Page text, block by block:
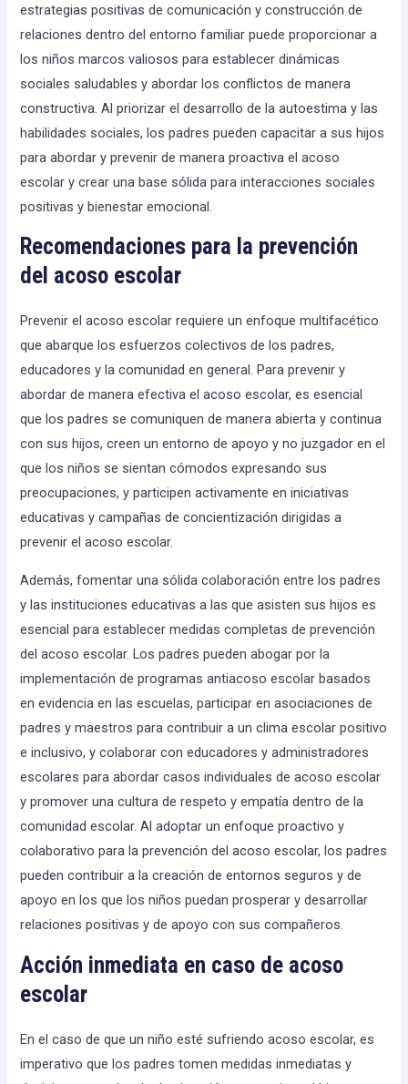
estrategias positivas de comunicación y construcción de
relaciones dentro del entorno familiar puede proporcionar a
los niños marcos valiosos para establecer dinámicas
sociales saludables y abordar los conflictos de manera
constructiva. Al priorizar el desarrollo de la autoestima y las
habilidades sociales, los padres pueden capacitar a sus hijos
para abordar y prevenir de manera proactiva el acoso
escolar y crear una base sólida para interacciones sociales
positivas y bienestar emocional.
Recomendaciones para la prevención
del acoso escolar
Prevenir el acoso escolar requiere un enfoque multifacético
que abarque los esfuerzos colectivos de los padres,
educadores y la comunidad en general. Para prevenir y
abordar de manera efectiva el acoso escolar, es esencial
que los padres se comuniquen de manera abierta y continua
con sus hijos, creen un entorno de apoyo y no juzgador en el
que los niños se sientan cómodos expresando sus
preocupaciones, y participen activamente en iniciativas
educativas y campañas de concientización dirigidas a
prevenir el acoso escolar.
Además, fomentar una sólida colaboración entre los padres
y las instituciones educativas a las que asisten sus hijos es
esencial para establecer medidas completas de prevención
del acoso escolar. Los padres pueden abogar por la
implementación de programas antiacoso escolar basados
en evidencia en las escuelas, participar en asociaciones de
padres y maestros para contribuir a un clima escolar positivo
e inclusivo, y colaborar con educadores y administradores
escolares para abordar casos individuales de acoso escolar
y promover una cultura de respeto y empatía dentro de la
comunidad escolar. Al adoptar un enfoque proactivo y
colaborativo para la prevención del acoso escolar, los padres
pueden contribuir a la creación de entornos seguros y de
apoyo en los que los niños puedan prosperar y desarrollar
relaciones positivas y de apoyo con sus compañeros.
Acción inmediata en caso de acoso
escolar
En el caso de que un niño esté sufriendo acoso escolar, es
imperativo que los padres tomen medidas inmediatas y